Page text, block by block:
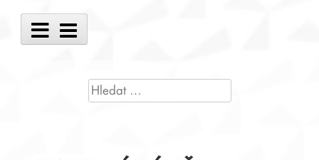
Main
Menu
VYHLEDÁVÁNÍ